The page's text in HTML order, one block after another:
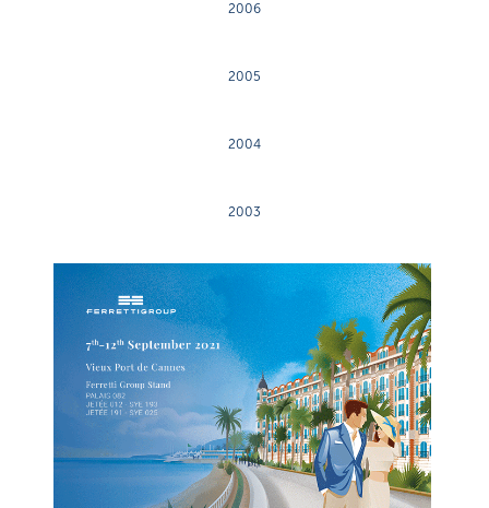
2006
2005
2004
2003